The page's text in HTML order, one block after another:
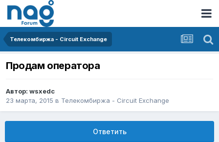
Телекомбиржа - Circuit Exchange
Продам оператора
Автор: wsxedc
23 марта, 2015 в Телекомбиржа - Circuit Exchange
Ответить